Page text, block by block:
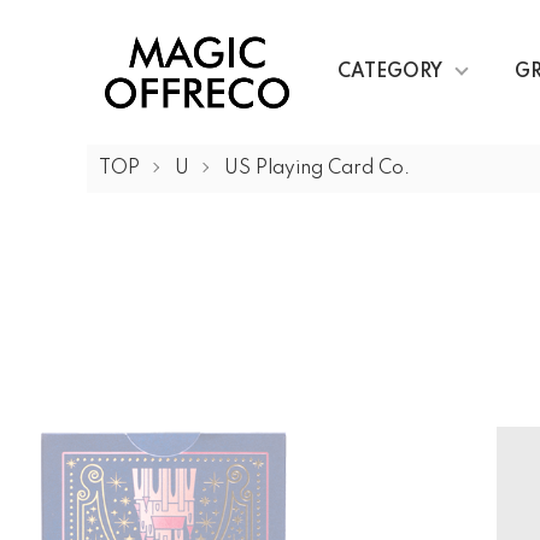
CATEGORY
TOP U US Playing Card Co.